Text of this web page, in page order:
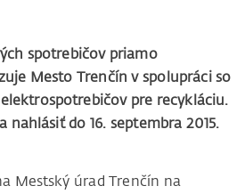
spotrebičov priamo
Mesto Trenčín v spolupráci so
pre recykláciu.
nahlásiť do 16. septembra 2015.
Mestský úrad Trenčín na